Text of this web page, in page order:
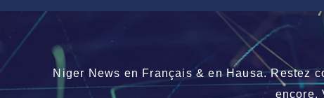
Skip
content
Niger News en Français & en Hausa. Restez
encore.